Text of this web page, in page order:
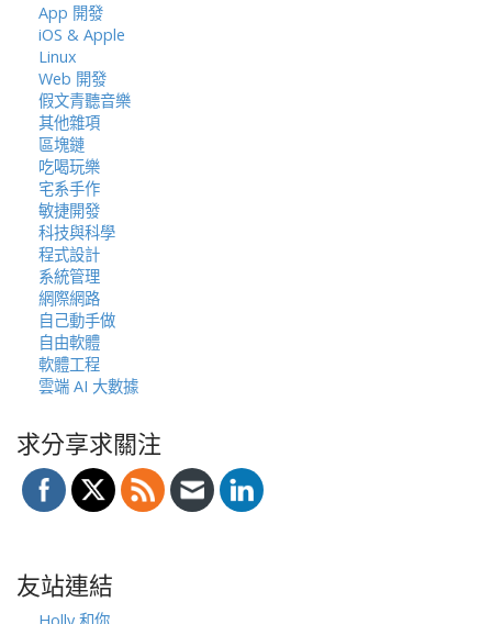
App 開發
iOS & Apple
Linux
Web 開發
假文青聽音樂
其他雜項
區塊鏈
吃喝玩樂
宅系手作
敏捷開發
科技與科學
程式設計
系統管理
網際網路
自己動手做
自由軟體
軟體工程
雲端 AI 大數據
求分享求關注
友站連結
Holly 和你